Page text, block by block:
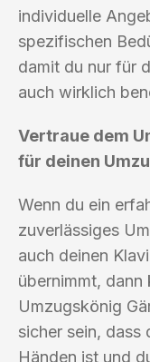
individuelle
spezifischen
damit du nur für
auch wirklich
Vertraue dem
für deinen
Wenn du ein
zuverlässiges
auch deinen
übernimmt,
Umzugskönig
sicher sein, dass
Händen ist und